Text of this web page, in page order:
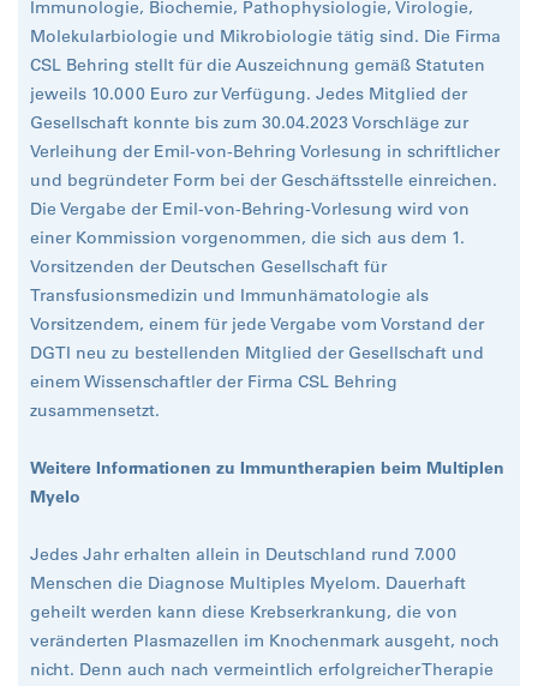
Immunologie, Biochemie, Pathophysiologie, Virologie,
Molekularbiologie und Mikrobiologie tätig sind. Die Firma
CSL Behring stellt für die Auszeichnung gemäß Statuten
jeweils 10.000 Euro zur Verfügung. Jedes Mitglied der
Gesellschaft konnte bis zum 30.04.2023 Vorschläge zur
Verleihung der Emil-von-Behring Vorlesung in schriftlicher
und begründeter Form bei der Geschäftsstelle einreichen.
Die Vergabe der Emil-von-Behring-Vorlesung wird von
einer Kommission vorgenommen, die sich aus dem 1.
Vorsitzenden der Deutschen Gesellschaft für
Transfusionsmedizin und Immunhämatologie als
Vorsitzendem, einem für jede Vergabe vom Vorstand der
DGTI neu zu bestellenden Mitglied der Gesellschaft und
einem Wissenschaftler der Firma CSL Behring
zusammensetzt.
Weitere Informationen zu Immuntherapien beim Multiplen
Myelo
Jedes Jahr erhalten allein in Deutschland rund 7.000
Menschen die Diagnose Multiples Myelom. Dauerhaft
geheilt werden kann diese Krebserkrankung, die von
veränderten Plasmazellen im Knochenmark ausgeht, noch
nicht. Denn auch nach vermeintlich erfolgreicher Therapie